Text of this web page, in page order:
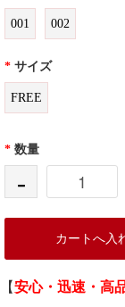
001 002
* サイズ
FREE
* 数量
-
カートへ入
【安心・迅速・高